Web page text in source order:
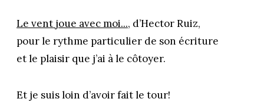
Le vent joue avec moi..., d’Hector Ruiz,
pour le rythme particulier de son écriture
et le plaisir que j’ai à le côtoyer.
Et je suis loin d’avoir fait le tour!